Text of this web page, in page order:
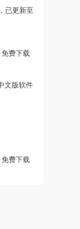
已更新至
费下载
文版软件
费下载